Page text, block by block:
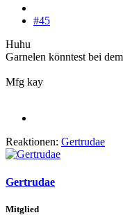
#45
Huhu
Garnelen könntest bei
Mfg kay
Reaktionen: Gertrudae
Gertrudae
Mitglied